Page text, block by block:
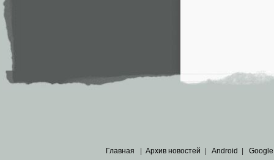
Главная Архив новостей Android Google